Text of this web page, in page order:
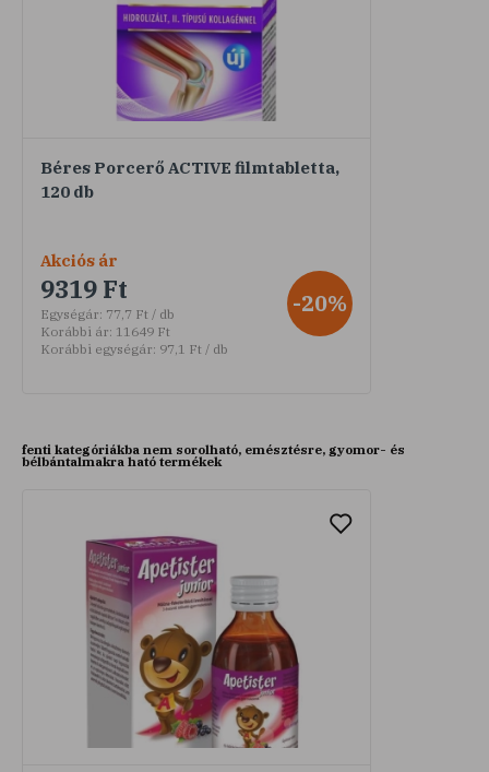
Béres Porcerő ACTIVE filmtabletta,
120 db
Akciós ár
9319 Ft
Egységár: 77,7 Ft / db
Korábbi ár: 11649 Ft
Korábbi egységár: 97,1 Ft / db
-20%
fenti kategóriákba nem sorolható, emésztésre, gyomor- és
bélbántalmakra ható termékek